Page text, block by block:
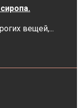
вещей,...